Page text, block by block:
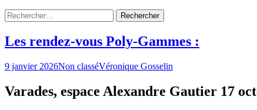
Rechercher :
Les rendez-vous Poly-Gammes :
9 janvier 2026Non classéVéronique Gosselin
Varades, espace Alexandre Gautier 17